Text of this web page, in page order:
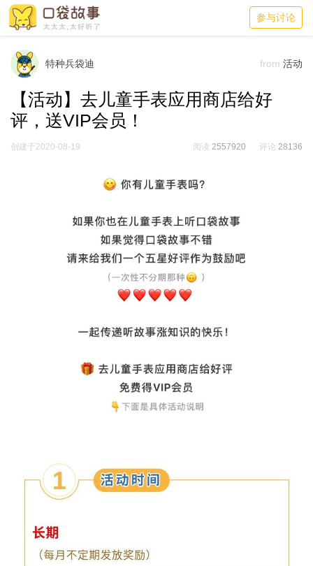
参与讨论
特种兵袋迪 from 活动
【活动】去儿童手表应用商店给好
评，送VIP会员！
创建于2020-08-19 评论 28136
阅读 2557920